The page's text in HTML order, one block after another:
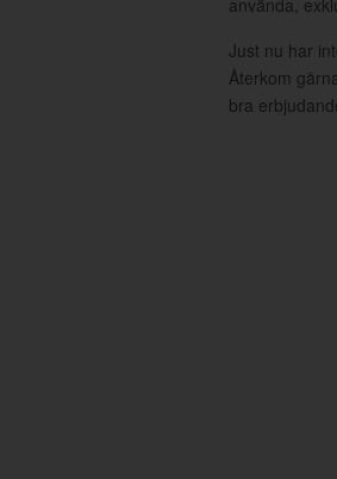
använda,
Just nu har
Återkom
bra